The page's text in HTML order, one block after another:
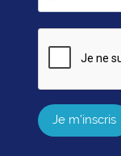
Je m'inscris